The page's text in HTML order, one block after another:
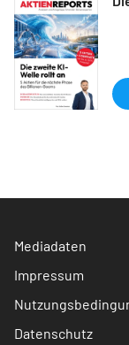
Mediadaten
Impressum
Datenschutz